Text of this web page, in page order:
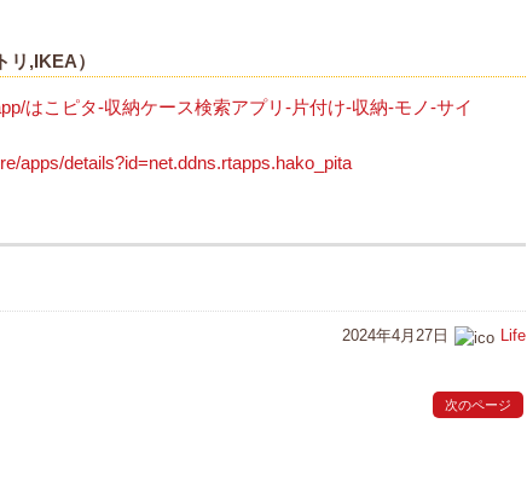
リ,IKEA）
はこピタ-収納ケース検索アプリ-片付け-収納-モノ-サイ
apps/details?id=net.ddns.rtapps.hako_pita
2024年4月27日 Life
次のページ